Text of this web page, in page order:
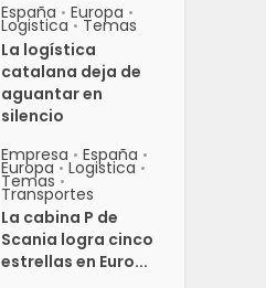
España • Europa •
Logistica • Temas
La logística
catalana deja de
aguantar en
silencio
Empresa • España •
Europa • Logistica •
Temas •
Transportes
La cabina P de
Scania logra cinco
estrellas en Euro...